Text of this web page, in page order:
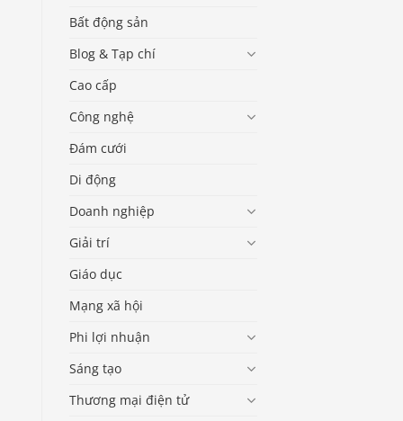
Bất động sản
Blog & Tạp chí
Cao cấp
Công nghệ
Đám cưới
Di động
Doanh nghiệp
Giải trí
Giáo dục
Mạng xã hội
Phi lợi nhuận
Sáng tạo
Thương mại điện tử